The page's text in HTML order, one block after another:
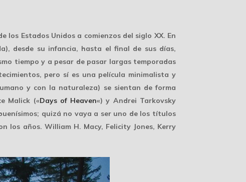
los Estados Unidos a comienzos del siglo XX. En
desde su infancia, hasta el final de sus días,
tiempo y a pesar de pasar largas temporadas
pero sí es una película minimalista y
y con la naturaleza) se sientan de forma
Malick («Days of Heaven«) y Andrei Tarkovsky
quizá no vaya a ser uno de los títulos
los años. William H. Macy, Felicity Jones, Kerry